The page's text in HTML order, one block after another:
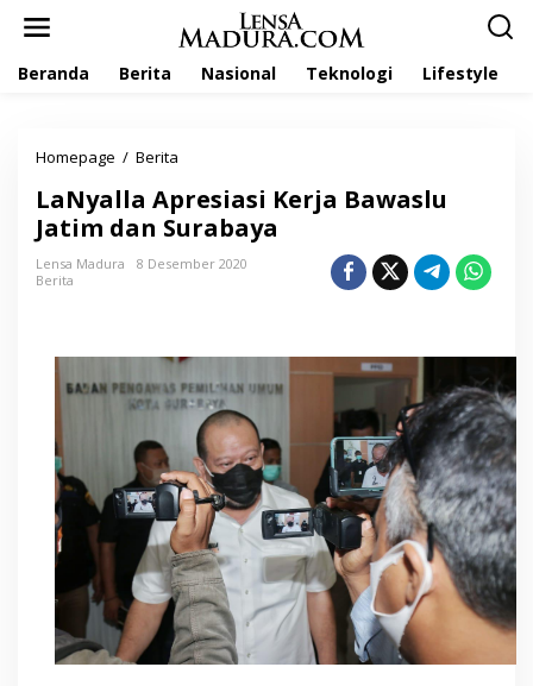
Beranda Berita Nasional Teknologi Lifestyle
Homepage / Berita
N
y
a
l
r
e
s
s
i
K
e
r
j
a
B
a
w
LaNyalla Apresiasi Kerja Bawaslu
Jatim dan Surabaya
Lensa Madura
8 Desember 2020
Berita